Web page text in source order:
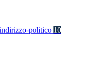
politico 10